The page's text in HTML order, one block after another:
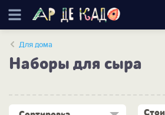
Для дома
Наборы для сыра